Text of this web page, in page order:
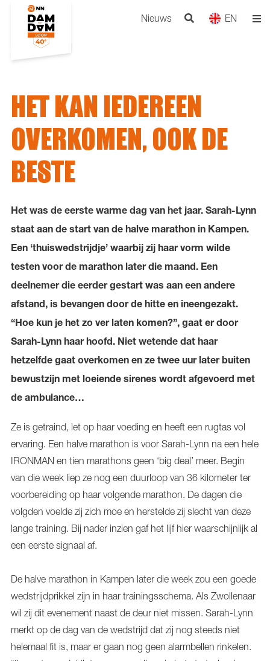
Nieuws EN
HET KAN IEDEREEN
OVERKOMEN, OOK DE
BESTE
Het was de eerste warme dag van het jaar. Sarah-Lynn
staat aan de start van de halve marathon in Kampen.
Een ‘thuiswedstrijdje’ waarbij zij haar vorm wilde
testen voor de marathon later die maand. Een
deelnemer die eerder gestart was aan een andere
afstand, is bevangen door de hitte en ineengezakt.
“Hoe kun je het zo ver laten komen?”, gaat er door
Sarah-Lynn haar hoofd. Niet wetende dat haar
hetzelfde gaat overkomen en ze twee uur later buiten
bewustzijn met loeiende sirenes wordt afgevoerd met
de ambulance…
Ze is getraind, let op haar voeding en heeft een rugtas vol
ervaring. Een halve marathon is voor Sarah-Lynn na een hele
IRONMAN en tien marathons geen ‘big deal’ meer. Begin
van die week liep ze nog een duurloop van 36 kilometer ter
voorbereiding op haar volgende marathon. De dagen die
volgden voelde zij zich moe en herstelde zij slecht van deze
lange training. Bij nader inzien gaf het lijf hier waarschijnlijk al
een eerste signaal af.
De halve marathon in Kampen later die week zou een goede
wedstrijdprikkel zijn in haar trainingsschema. Als Zwollenaar
wil zij dit evenement naast de deur niet missen. Sarah-Lynn
merkt op de dag van de wedstrijd dat zij nog steeds niet
helemaal fit is, maar er gaan nog geen alarmbellen rinkelen.